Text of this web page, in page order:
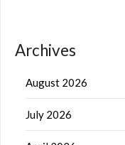
Archives
August 2026
July 2026